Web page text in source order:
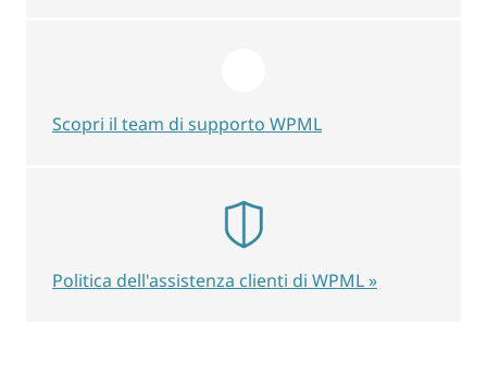
Scopri il team di supporto WPML
Politica dell'assistenza clienti di WPML »